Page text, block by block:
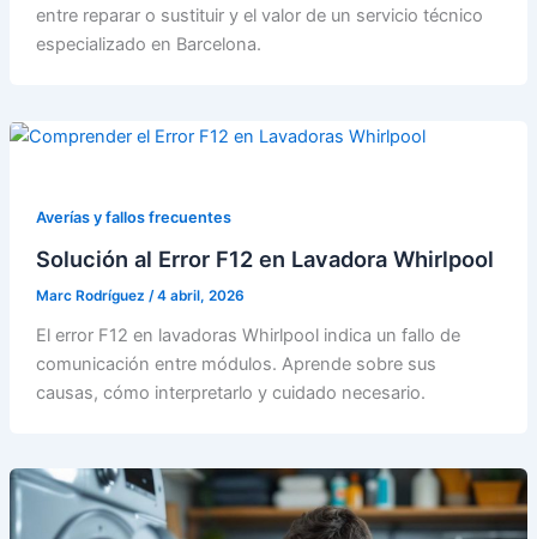
entre reparar o sustituir y el valor de un servicio técnico
especializado en Barcelona.
Averías y fallos frecuentes
Solución al Error F12 en Lavadora Whirlpool
Marc Rodríguez /4 abril, 2026
El error F12 en lavadoras Whirlpool indica un fallo de
comunicación entre módulos. Aprende sobre sus
causas, cómo interpretarlo y cuidado necesario.